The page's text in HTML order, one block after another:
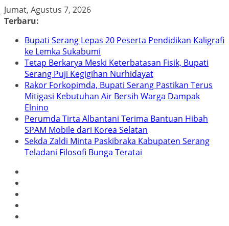
Skip
to
Jumat, Agustus 7, 2026
Terbaru:
Bupati Serang Lepas 20 Peserta Pendidikan Kaligrafi
ke Lemka Sukabumi
Tetap Berkarya Meski Keterbatasan Fisik, Bupati
Serang Puji Kegigihan Nurhidayat
Rakor Forkopimda, Bupati Serang Pastikan Terus
Mitigasi Kebutuhan Air Bersih Warga Dampak
Elnino
Perumda Tirta Albantani Terima Bantuan Hibah
SPAM Mobile dari Korea Selatan
Sekda Zaldi Minta Paskibraka Kabupaten Serang
Teladani Filosofi Bunga Teratai